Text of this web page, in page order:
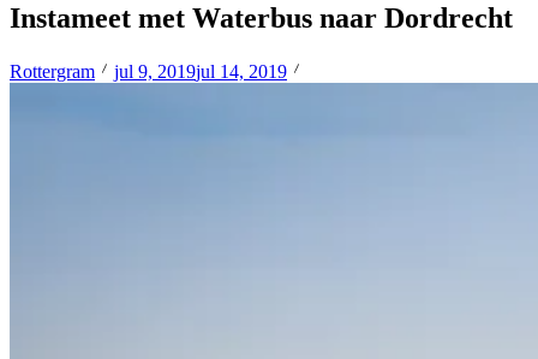
Instameet met Waterbus naar Dordrecht
Rottergram jul 9, 2019jul 14, 2019